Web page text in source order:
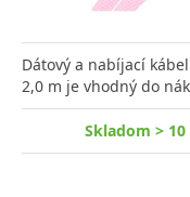
Dátový a nabíjací
2,0 m je vhodný do
Skladom > 10